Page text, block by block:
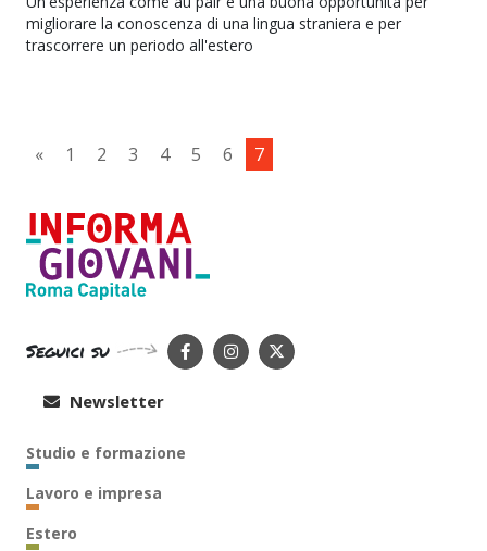
migliorare la conoscenza di una lingua straniera e per
trascorrere un periodo all'estero
« 1 2 3 4 5 6 7
Seguici su
Newsletter
Studio e formazione
Lavoro e impresa
Estero